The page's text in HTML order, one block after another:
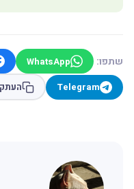
שתפו: WhatsApp
Telegram
העתק